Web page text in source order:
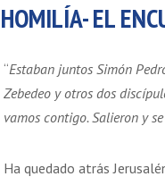
HOMILÍA- EL
“Estaban juntos Simón
Zebedeo y otros dos
vamos contigo. Salieron y
Ha quedado atrás